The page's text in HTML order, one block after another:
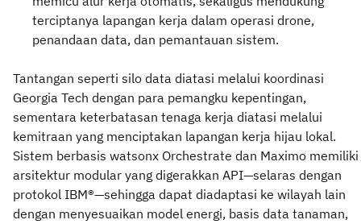
terciptanya lapangan kerja dalam operasi drone,
penandaan data, dan pemantauan sistem.
Tantangan seperti silo data diatasi melalui koordinasi
Georgia Tech dengan para pemangku kepentingan,
sementara keterbatasan tenaga kerja diatasi melalui
kemitraan yang menciptakan lapangan kerja hijau lokal.
Sistem berbasis watsonx Orchestrate dan Maximo memiliki
arsitektur modular yang digerakkan API—selaras dengan
protokol IBM®—sehingga dapat diadaptasi ke wilayah lain
dengan menyesuaikan model energi, basis data tanaman,